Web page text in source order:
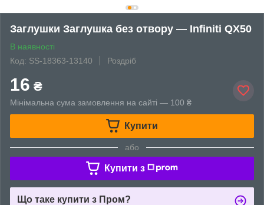
Заглушки Заглушка без отвору — Infiniti QX50
В наявності
Код: SS-18363-13140
Роздріб
16 ₴
Мінімальна сума замовлення на сайті — 100 ₴
Купити
або
Купити з
Що таке купити з Пром?